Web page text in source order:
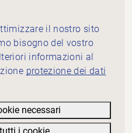
il nostro sito
bisogno del vostro
informazioni al
protezione dei dati
necessari